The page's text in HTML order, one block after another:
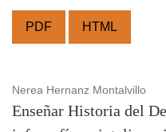
PDF HTML
Nerea Hernanz Montalvillo
Enseñar Historia del